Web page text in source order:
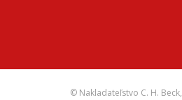
© Nakladateľstvo C. H. Beck,